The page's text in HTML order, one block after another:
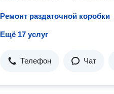
Ремонт раздаточной коробки
Ещё 17 услуг
Телефон Чат